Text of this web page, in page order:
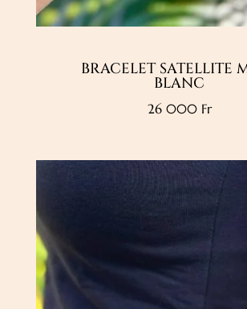
BRACELET SATELLITE
BLANC
26 000 Fr